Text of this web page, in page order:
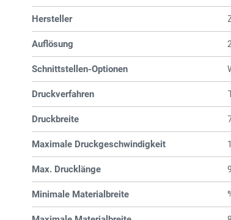
Hersteller
Auflösung
Schnittstellen-Optionen
Druckverfahren
Druckbreite
Maximale Druckgeschwindigkeit
Max. Drucklänge
Minimale Materialbreite